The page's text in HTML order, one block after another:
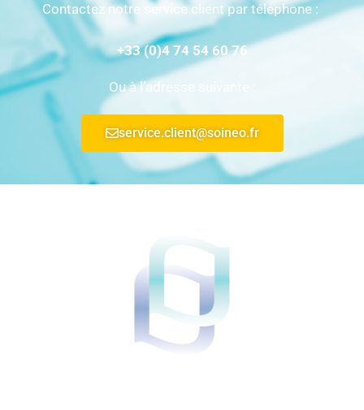
Contactez notre service client par téléphone :
+33 (0)4 74 54 60 76
Ou à l’adresse suivante :
service.client@soineo.fr